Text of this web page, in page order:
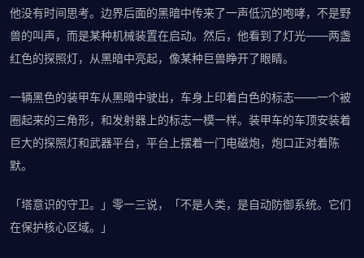
他没有时间思考。边界后面的黑暗中传来了一声低沉的咆哮，不是野
兽的叫声，而是某种机械装置在启动。然后，他看到了灯光——两盏
红色的探照灯，从黑暗中亮起，像某种巨兽睁开了眼睛。
一辆黑色的装甲车从黑暗中驶出，车身上印着白色的标志——一个被
圈起来的三角形，和发射器上的标志一模一样。装甲车的车顶安装着
巨大的探照灯和武器平台，平台上摆着一门电磁炮，炮口正对着陈
默。
「塔意识的守卫。」零一三说，「不是人类，是自动防御系统。它们
在保护核心区域。」